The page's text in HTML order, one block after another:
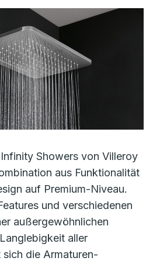
Showers von Villeroy
aus Funktionalität
auf Premium-Niveau.
und verschiedenen
außergewöhnlichen
aller
sich die Armaturen-